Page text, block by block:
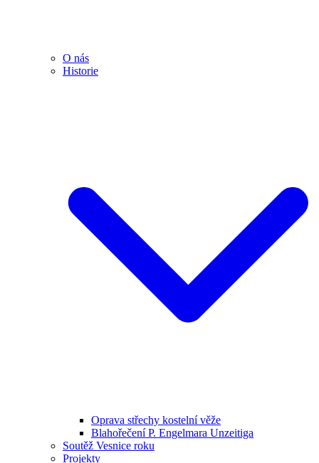
O nás
Historie
Oprava střechy kostelní věže
Blahořečení P. Engelmara Unzeitiga
Soutěž Vesnice roku
Projekty